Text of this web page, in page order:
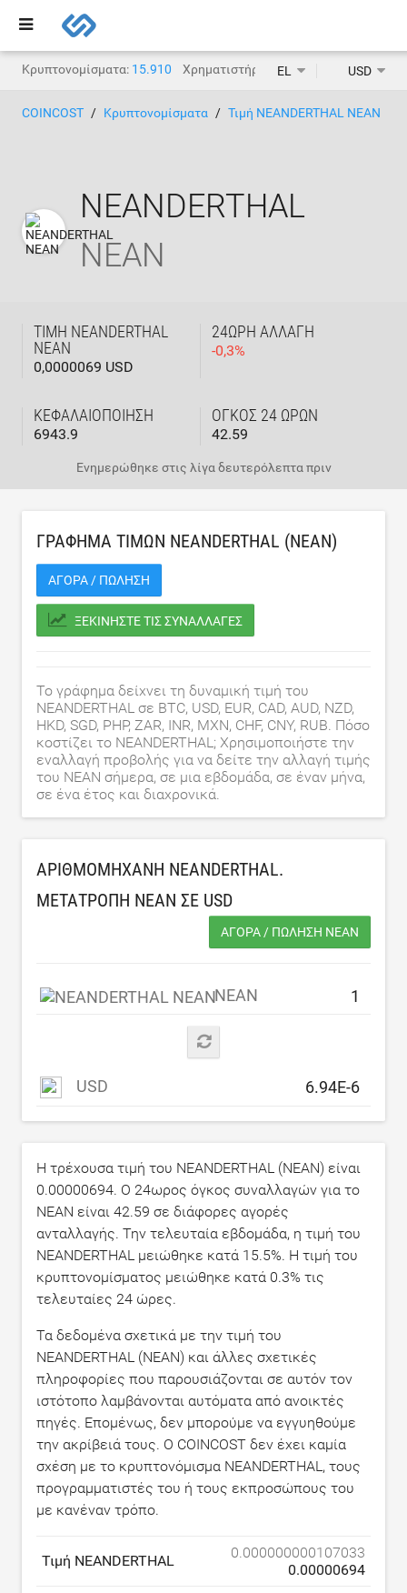
Κρυπτονομίσματα: 15.910 Χρηματιστήρια κρυπτονομισμάτων:
EL USD
COINCOST Κρυπτονομίσματα Τιμή NEANDERTHAL NEAN
NEANDERTHAL
NEAN
ΤΙΜΉ NEANDERTHAL
NEAN
0,0000069 USD
24ΩΡΗ ΑΛΛΑΓΉ
-0,3%
ΚΕΦΑΛΑΙΟΠΟΊΗΣΗ
6943.9
ΌΓΚΟΣ 24 ΩΡΏΝ
42.59
Ενημερώθηκε στις λίγα δευτερόλεπτα πριν
ΓΡΆΦΗΜΑ ΤΙΜΏΝ NEANDERTHAL (NEAN)
ΑΓΟΡΆ / ΠΏΛΗΣΗ
ΞΕΚΙΝΉΣΤΕ ΤΙΣ ΣΥΝΑΛΛΑΓΈΣ
Το γράφημα δείχνει τη δυναμική τιμή του
NEANDERTHAL σε BTC, USD, EUR, CAD, AUD, NZD,
HKD, SGD, PHP, ZAR, INR, MXN, CHF, CNY, RUB. Πόσο
κοστίζει το NEANDERTHAL; Χρησιμοποιήστε την
εναλλαγή προβολής για να δείτε την αλλαγή τιμής
του NEAN σήμερα, σε μια εβδομάδα, σε έναν μήνα,
σε ένα έτος και διαχρονικά.
ΑΡΙΘΜΟΜΗΧΑΝΉ NEANDERTHAL.
ΜΕΤΑΤΡΟΠΉ NEAN ΣΕ USD
ΑΓΟΡΆ / ΠΏΛΗΣΗ NEAN
NEAN
USD
Η τρέχουσα τιμή του NEANDERTHAL (NEAN) είναι
0.00000694. Ο 24ωρος όγκος συναλλαγών για το
NEAN είναι 42.59 σε διάφορες αγορές
ανταλλαγής. Την τελευταία εβδομάδα, η τιμή του
NEANDERTHAL μειώθηκε κατά 15.5%. Η τιμή του
κρυπτονομίσματος μειώθηκε κατά 0.3% τις
τελευταίες 24 ώρες.
Τα δεδομένα σχετικά με την τιμή του
NEANDERTHAL (NEAN) και άλλες σχετικές
πληροφορίες που παρουσιάζονται σε αυτόν τον
ιστότοπο λαμβάνονται αυτόματα από ανοικτές
πηγές. Επομένως, δεν μπορούμε να εγγυηθούμε
την ακρίβειά τους. Ο COINCOST δεν έχει καμία
σχέση με το κρυπτονόμισμα NEANDERTHAL, τους
προγραμματιστές του ή τους εκπροσώπους του
με κανέναν τρόπο.
Τιμή NEANDERTHAL
0.000000000107033
0.00000694